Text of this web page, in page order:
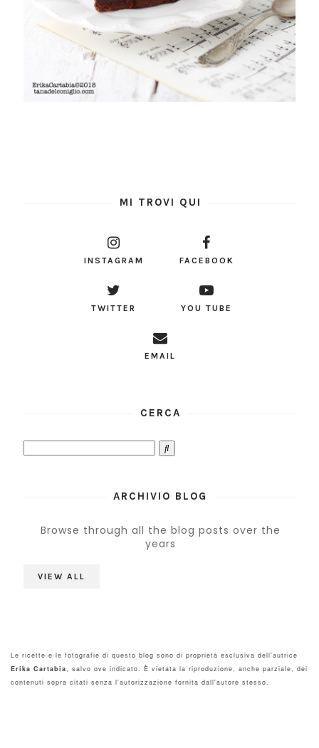
MI TROVI QUI
INSTAGRAM FACEBOOK
TWITTER YOU TUBE
EMAIL
CERCA
ARCHIVIO BLOG
Browse through all the blog posts over the
years
VIEW ALL
Le ricette e le fotografie di questo blog sono di proprietà esclusiva dell'autrice
Erika Cartabia, salvo ove indicato. È vietata la riproduzione, anche parziale, dei
contenuti sopra citati senza l'autorizzazione fornita dall'autore stesso.